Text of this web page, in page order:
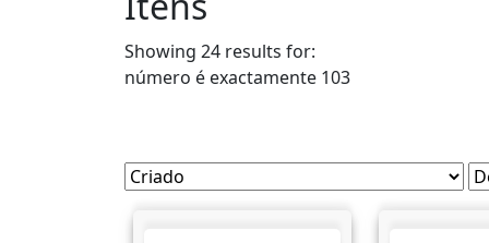
Showing 24 results for:
número é exactamente 103